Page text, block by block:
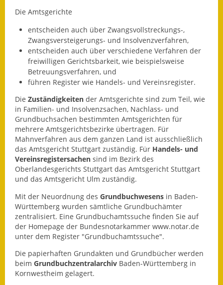
Ortsplan
Schadensmeldung
Straßenbau
Landesstraße
Kreisstraße
Umleitungsplan
Ausweichfahrplan
Buslinie 168
Stellenausschreibungen
Zahlen und Fakten
Bauhof Notzingen
Die Amtsgerichte
entscheiden auch über Zwangsvollstreckungs-,
Zwangsversteigerungs- und Insolvenzverfahren,
entscheiden auch über verschiedene Verfahren der
freiwilligen Gerichtsbarkeit, wie beispielsweise
Betreuungsverfahren, und
führen Register wie Handels- und Vereinsregister.
Die Zuständigkeiten der Amtsgerichte sind zum Teil, wie
in Familien- und Insolvenzsachen, Nachlass- und
Grundbuchsachen bestimmten Amtsgerichten für
mehrere Amtsgerichtsbezirke übertragen. Für
Mahnverfahren aus dem ganzen Land ist ausschließlich
das Amtsgericht Stuttgart zuständig. Für Handels- und
Vereinsregistersachen sind im Bezirk des
Oberlandesgerichts Stuttgart das Amtsgericht Stuttgart
und das Amtsgericht Ulm zuständig.
Mit der Neuordnung des Grundbuchwesens in Baden-
Württemberg wurden sämtliche Grundbuchämter
zentralisiert. Eine Grundbuchamtssuche finden Sie auf
der Homepage der Bundesnotarkammer www.notar.de
unter dem Register "Grundbuchamtssuche".
Die papierhaften Grundakten und Grundbücher werden
beim Grundbuchzentralarchiv Baden-Württemberg in
Kornwestheim gelagert.